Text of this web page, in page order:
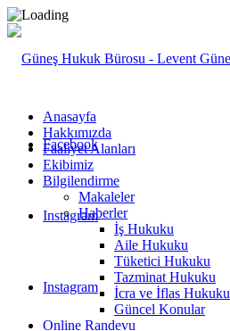
Facebook
Instagram
Instagram
Anasayfa
Hakkımızda
Faaliyet Alanları
Ekibimiz
Bilgilendirme
Makaleler
Haberler
İş Hukuku
Aile Hukuku
Tüketici Hukuku
Tazminat Hukuku
İcra ve İflas Hukuku
Güncel Konular
Online Randevu